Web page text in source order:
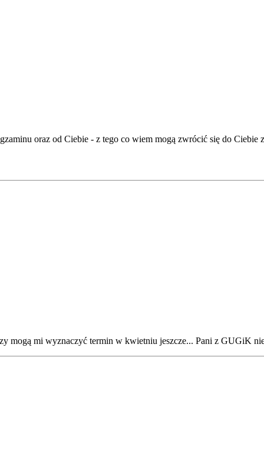
oraz od Ciebie - z tego co wiem mogą zwrócić się do
mogą mi wyznaczyć termin w kwietniu jeszcze... Pani z GUGiK